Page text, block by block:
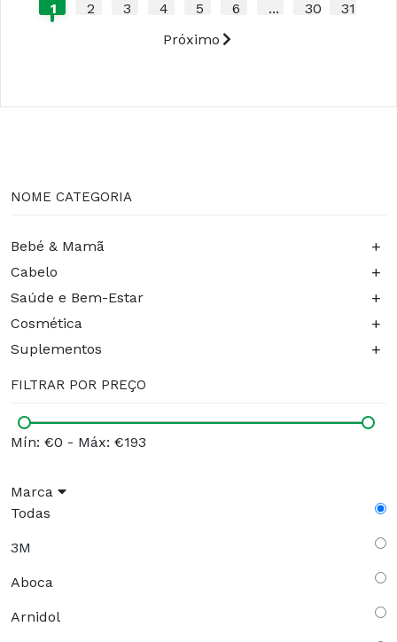
1 2 3 4 5 6 ... 30
31
Próximo
NOME CATEGORIA
Bebé & Mamã +
Cabelo +
Saúde e Bem-Estar +
Cosmética +
Suplementos +
FILTRAR POR PREÇO
Mín: €0 - Máx: €193
Marca
Todas
3M
Aboca
Arnidol